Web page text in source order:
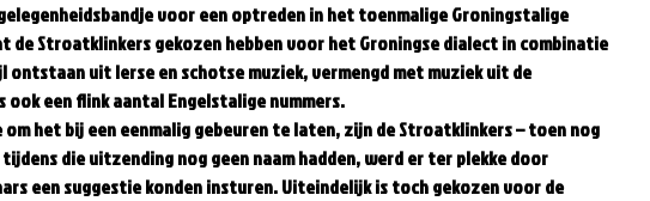
voor een optreden in het toenmalige Groningstalige
de Stroatklinkers gekozen hebben voor het Groningse dialect in combinatie
ontstaan uit Ierse en schotse muziek, vermengd met muziek uit de
een flink aantal Engelstalige nummers.
het bij een eenmalig gebeuren te laten, zijn de Stroatklinkers – toen nog
die uitzending nog geen naam hadden, werd er ter plekke door
een suggestie konden insturen. Uiteindelijk is toch gekozen voor de